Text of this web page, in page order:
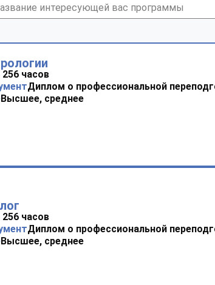
256 часов
Диплом о профессиональной
Высшее, среднее
256 часов
Диплом о профессиональной
Высшее, среднее